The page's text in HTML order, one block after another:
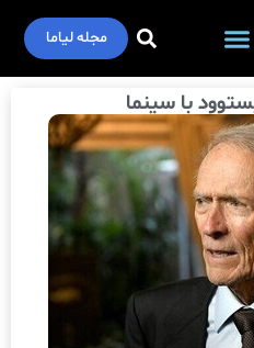
مجله لیاما
با سینما